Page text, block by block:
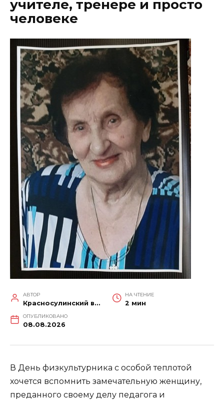
учителе, тренере и просто
человеке
АВТОР
Красносулинский вестник
НА ЧТЕНИЕ
2 мин
ОПУБЛИКОВАНО
08.08.2026
В День физкультурника с особой теплотой
хочется вспомнить замечательную женщину,
преданного своему делу педагога и